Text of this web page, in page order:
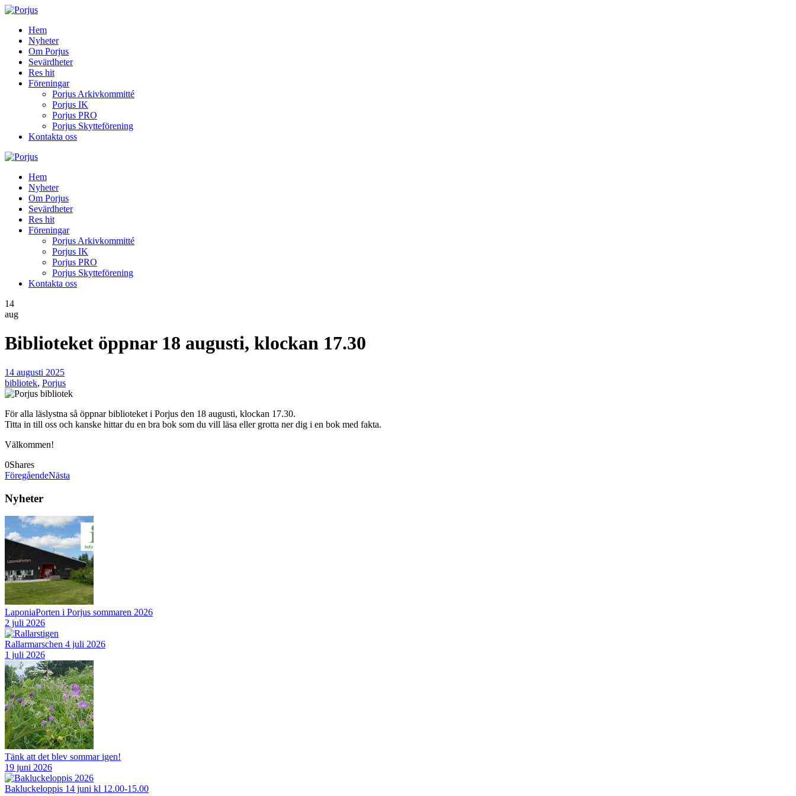
Hem
Nyheter
Om Porjus
Sevärdheter
Res hit
Föreningar
Porjus Arkivkommitté
Porjus IK
Porjus PRO
Porjus Skytteförening
Kontakta oss
Hem
Nyheter
Om Porjus
Sevärdheter
Res hit
Föreningar
Porjus Arkivkommitté
Porjus IK
Porjus PRO
Porjus Skytteförening
Kontakta oss
14
aug
Biblioteket öppnar 18 augusti, klockan 17.30
14 augusti 2025
bibliotek, Porjus
För alla läslystna så öppnar biblioteket i Porjus den 18 augusti, klockan 17.30.
Titta in till oss och kanske hittar du en bra bok som du vill läsa eller grotta ner dig i en bok med fakta.
Välkommen!
0Shares
FöregåendeNästa
Nyheter
LaponiaPorten i Porjus sommaren 2026
2 juli 2026
Rallarmarschen 4 juli 2026
1 juli 2026
Tänk att det blev sommar igen!
19 juni 2026
Bakluckeloppis 14 juni kl 12.00-15.00